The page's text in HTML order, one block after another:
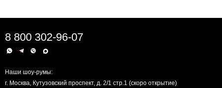
8 800 302-96-07
Наши шоу-румы:
г. Москва, Кутузовский проспект, д. 2/1 стр.1 (скоро открытие)